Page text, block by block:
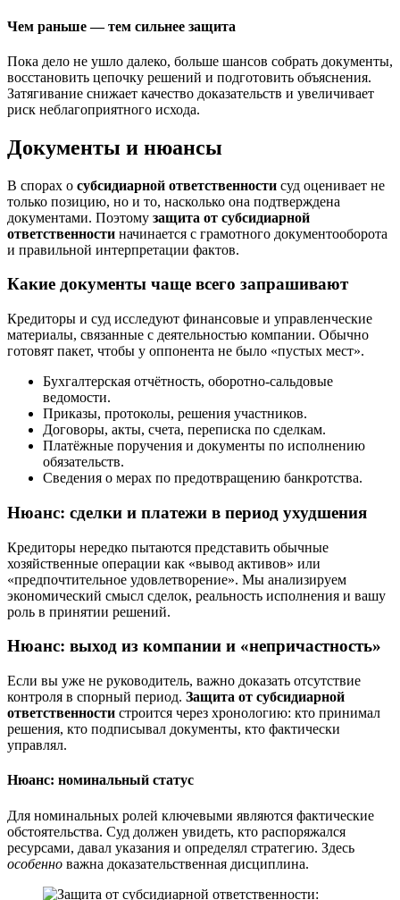
Чем раньше — тем сильнее защита
Пока дело не ушло далеко, больше шансов собрать документы,
восстановить цепочку решений и подготовить объяснения.
Затягивание снижает качество доказательств и увеличивает
риск неблагоприятного исхода.
Документы и нюансы
В спорах о субсидиарной ответственности суд оценивает не
только позицию, но и то, насколько она подтверждена
документами. Поэтому защита от субсидиарной
ответственности начинается с грамотного документооборота
и правильной интерпретации фактов.
Какие документы чаще всего запрашивают
Кредиторы и суд исследуют финансовые и управленческие
материалы, связанные с деятельностью компании. Обычно
готовят пакет, чтобы у оппонента не было «пустых мест».
Бухгалтерская отчётность, оборотно-сальдовые
ведомости.
Приказы, протоколы, решения участников.
Договоры, акты, счета, переписка по сделкам.
Платёжные поручения и документы по исполнению
обязательств.
Сведения о мерах по предотвращению банкротства.
Нюанс: сделки и платежи в период ухудшения
Кредиторы нередко пытаются представить обычные
хозяйственные операции как «вывод активов» или
«предпочтительное удовлетворение». Мы анализируем
экономический смысл сделок, реальность исполнения и вашу
роль в принятии решений.
Нюанс: выход из компании и «непричастность»
Если вы уже не руководитель, важно доказать отсутствие
контроля в спорный период. Защита от субсидиарной
ответственности строится через хронологию: кто принимал
решения, кто подписывал документы, кто фактически
управлял.
Нюанс: номинальный статус
Для номинальных ролей ключевыми являются фактические
обстоятельства. Суд должен увидеть, кто распоряжался
ресурсами, давал указания и определял стратегию. Здесь
особенно важна доказательственная дисциплина.